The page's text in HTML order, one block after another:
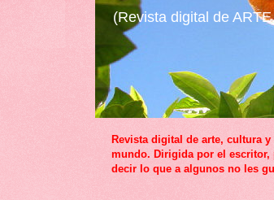
(Revista digital de
Revista digital de arte, cultura
mundo. Dirigida por el escritor,
decir lo que a algunos no les